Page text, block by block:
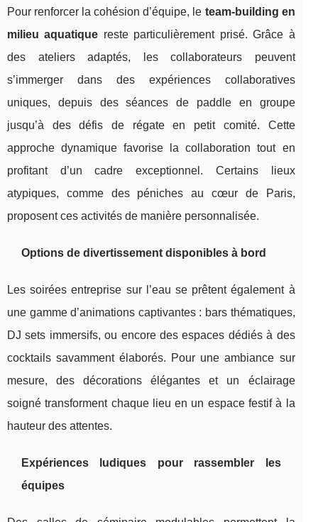
Pour renforcer la cohésion d’équipe, le team-building en
milieu aquatique reste particulièrement prisé. Grâce à
des ateliers adaptés, les collaborateurs peuvent
s’immerger dans des expériences collaboratives
uniques, depuis des séances de paddle en groupe
jusqu’à des défis de régate en petit comité. Cette
approche dynamique favorise la collaboration tout en
profitant d’un cadre exceptionnel. Certains lieux
atypiques, comme des péniches au cœur de Paris,
proposent ces activités de manière personnalisée.
Options de divertissement disponibles à bord
Les soirées entreprise sur l’eau se prêtent également à
une gamme d’animations captivantes : bars thématiques,
DJ sets immersifs, ou encore des espaces dédiés à des
cocktails savamment élaborés. Pour une ambiance sur
mesure, des décorations élégantes et un éclairage
soigné transforment chaque lieu en un espace festif à la
hauteur des attentes.
Expériences ludiques pour rassembler les
équipes